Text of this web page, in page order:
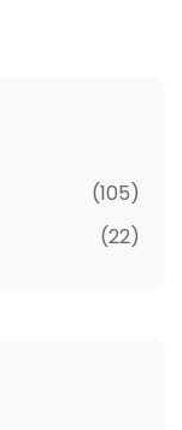
(105)
(22)